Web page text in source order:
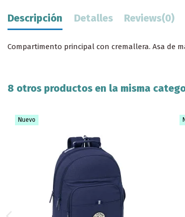
Descripción Detalles Reviews(0)
Compartimento principal con cremallera. Asa de
8 otros productos en la misma
Nuevo